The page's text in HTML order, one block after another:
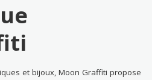
et bijoux, Moon Graffiti propose